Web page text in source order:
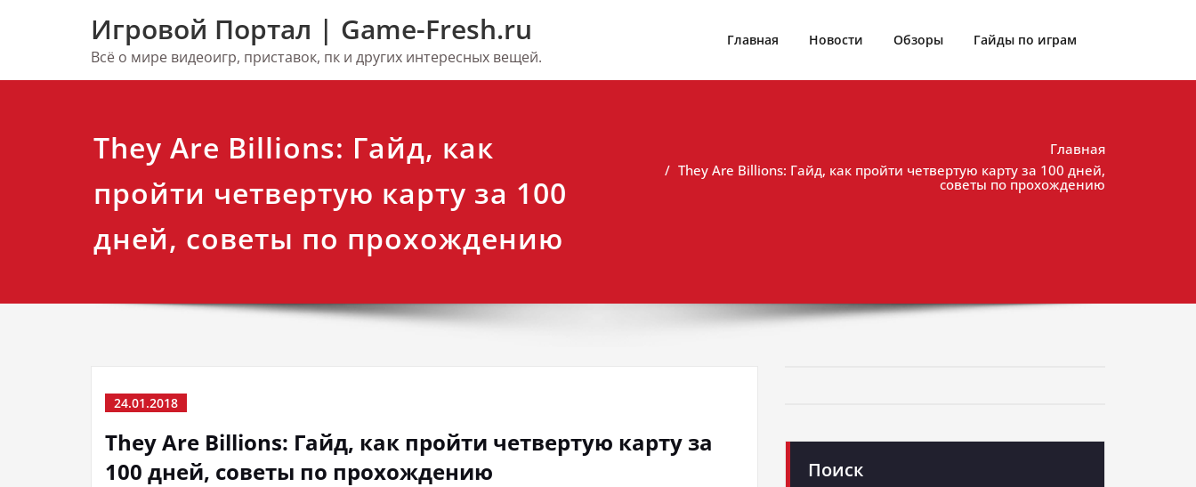
Игровой Портал | Game-Fresh.ru
Всё о мире видеоигр, приставок, пк и других интересных вещей.
Главная Новости Обзоры Гайды по играм
They Are Billions: Гайд, как
пройти четвертую карту за 100
дней, советы по прохождению
Главная
They Are Billions: Гайд, как пройти четвертую карту за 100 дней,
советы по прохождению
24.01.2018
They Are Billions: Гайд, как пройти четвертую карту за
100 дней, советы по прохождению
Поиск